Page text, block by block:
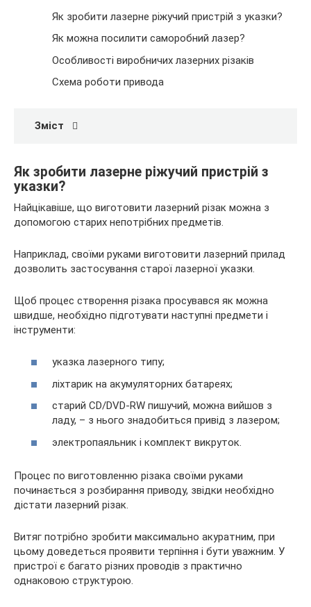
Як зробити лазерне ріжучий пристрій з указки?
Як можна посилити саморобний лазер?
Особливості виробничих лазерних різаків
Схема роботи привода
Зміст
Як зробити лазерне ріжучий пристрій з
указки?
Найцікавіше, що виготовити лазерний різак можна з
допомогою старих непотрібних предметів.
Наприклад, своїми руками виготовити лазерний прилад
дозволить застосування старої лазерної указки.
Щоб процес створення різака просувався як можна
швидше, необхідно підготувати наступні предмети і
інструменти:
указка лазерного типу;
ліхтарик на акумуляторних батареях;
старий CD/DVD-RW пишучий, можна вийшов з
ладу, – з нього знадобиться привід з лазером;
электропаяльник і комплект викруток.
Процес по виготовленню різака своїми руками
починається з розбирання приводу, звідки необхідно
дістати лазерний різак.
Витяг потрібно зробити максимально акуратним, при
цьому доведеться проявити терпіння і бути уважним. У
пристрої є багато різних проводів з практично
однаковою структурою.